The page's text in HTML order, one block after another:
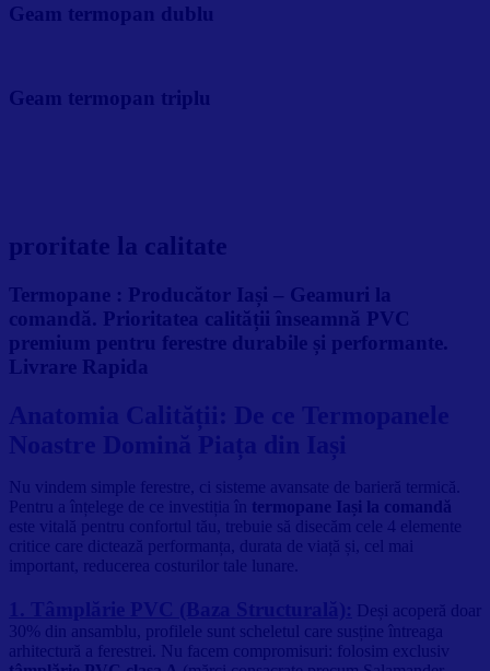
Geam termopan dublu
Geam termopan triplu
proritate la calitate
Termopane : Producător Iași – Geamuri la
comandă. Prioritatea calității înseamnă PVC
premium pentru ferestre durabile și performante.
Livrare Rapida
Nu vindem simple ferestre, ci sisteme avansate de barieră termică.
Pentru a înțelege de ce investiția în termopane Iași la comandă
este vitală pentru confortul tău, trebuie să disecăm cele 4 elemente
critice care dictează performanța, durata de viață și, cel mai
important, reducerea costurilor tale lunare.
Deși acoperă doar
30% din ansamblu, profilele sunt scheletul care susține întreaga
arhitectură a ferestrei. Nu facem compromisuri: folosim exclusiv